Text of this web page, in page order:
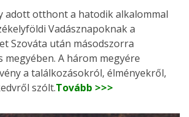
adott otthont a hatodik alkalommal
Vadásznapoknak a
Szováta után másodszorra
megyében. A három megyére
a találkozásokról, élményekről,
szólt.Tovább >>>